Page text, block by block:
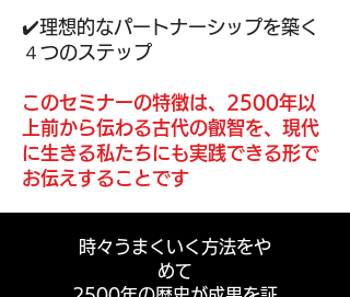
✔️理想的なパートナーシップを築く
４つのステップ
このセミナーの特徴は、 2500年以
上前から伝わる古代の叡智を、 ​現代
に生きる私たちにも実践できる形で
お伝えすることです
時々うまくいく方法をや
めて